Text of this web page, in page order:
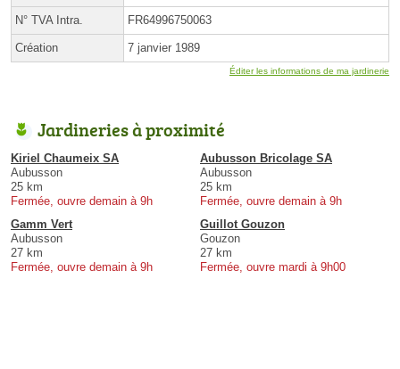
N° TVA Intra. FR64996750063
Création 7 janvier 1989
Éditer les informations de ma jardinerie
Jardineries à proximité
Kiriel Chaumeix SA
Aubusson
25 km
Fermée, ouvre demain à 9h
Aubusson Bricolage SA
Aubusson
25 km
Fermée, ouvre demain à 9h
Gamm Vert
Aubusson
27 km
Fermée, ouvre demain à 9h
Guillot Gouzon
Gouzon
27 km
Fermée, ouvre mardi à 9h00